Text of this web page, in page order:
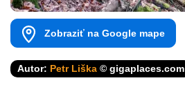
Zobraziť na Google mape
Autor: Petr Liška © gigaplaces.com